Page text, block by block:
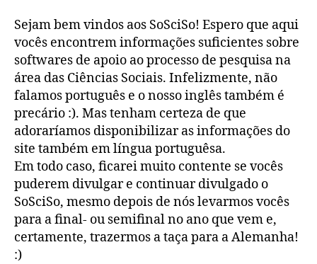
Sejam bem vindos aos SoSciSo! Espero que aqui
vocês encontrem informações suficientes sobre
softwares de apoio ao processo de pesquisa na
área das Ciências Sociais. Infelizmente, não
falamos português e o nosso inglês também é
precário :). Mas tenham certeza de que
adoraríamos disponibilizar as informações do
site também em língua portuguêsa.
Em todo caso, ficarei muito contente se vocês
puderem divulgar e continuar divulgado o
SoSciSo, mesmo depois de nós levarmos vocês
para a final- ou semifinal no ano que vem e,
certamente, trazermos a taça para a Alemanha!
:)